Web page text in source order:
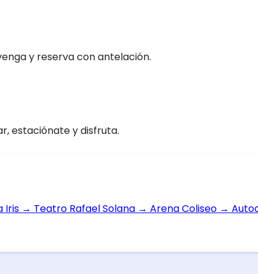
y reserva con antelación.
estaciónate y disfruta.
Iris → Teatro Rafael Solana → Arena Coliseo →